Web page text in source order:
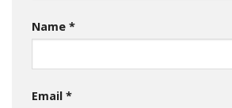
Name *
Email *